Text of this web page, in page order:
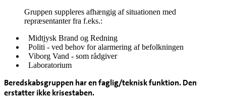
Gruppen suppleres afhængig af situationen med
repræsentanter fra f.eks.:
Midtjysk Brand og Redning
Politi - ved behov for alarmering af befolkningen
Viborg Vand - som rådgiver
Laboratorium
Beredskabsgruppen har en faglig/teknisk funktion. Den
erstatter ikke krisestaben.